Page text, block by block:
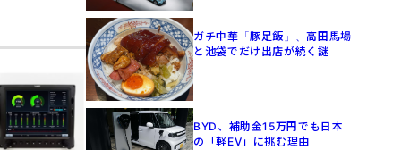
ガチ中華「豚足飯」、高田馬場
と池袋でだけ出店が続く謎
BYD、補助金15万円でも日本
の「軽EV」に挑む理由